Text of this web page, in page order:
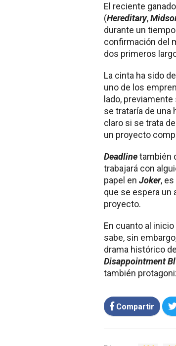
El reciente
(Hereditary,
durante un
confirmación del
dos primeros
La cinta ha sido
uno de los
lado,
se trataría de una
claro si se trata
un proyecto
Deadlinetambién
trabajará con
papel en Joker,
que se espera un
proyecto.
En cuanto al
sabe, sin
drama histórico
Disappointment
también
Compartir